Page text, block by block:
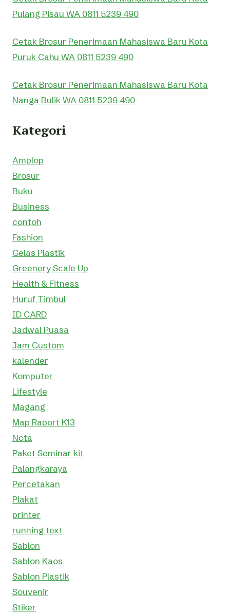
Pulang Pisau WA 0811 5239 490
Cetak Brosur Penerimaan Mahasiswa Baru Kota
Puruk Cahu WA 0811 5239 490
Cetak Brosur Penerimaan Mahasiswa Baru Kota
Nanga Bulik WA 0811 5239 490
Kategori
Amplop
Brosur
Buku
Business
contoh
Fashion
Gelas Plastik
Greenery Scale Up
Health & Fitness
Huruf Timbul
ID CARD
Jadwal Puasa
Jam Custom
kalender
Komputer
Lifestyle
Magang
Map Raport K13
Nota
Paket Seminar kit
Palangkaraya
Percetakan
Plakat
printer
running text
Sablon
Sablon Kaos
Sablon Plastik
Souvenir
Stiker